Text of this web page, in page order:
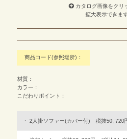
カタログ画像をクリ
拡大表示できます
商品コード(参照場所)：
材質：
カラー：
こだわりポイント：
2人掛ソファー(カバー付) 税抜50, 720